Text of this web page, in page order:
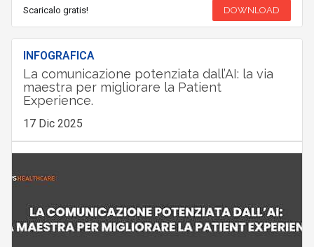
Scaricalo gratis! DOWNLOAD
INFOGRAFICA
La comunicazione potenziata dall’AI: la via
maestra per migliorare la Patient
Experience.
17 Dic 2025